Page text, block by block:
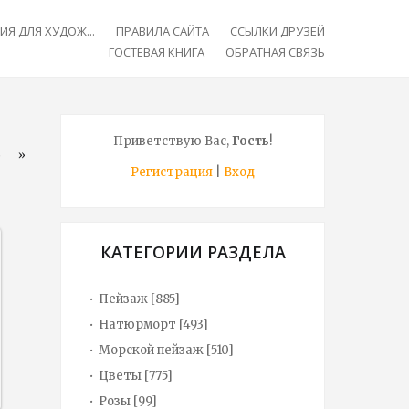
ДЛЯ ХУДОЖ... ПРАВИЛА САЙТА
ССЫЛКИ ДРУЗЕЙ
ГОСТЕВАЯ КНИГА
ОБРАТНАЯ СВЯЗЬ
»
Приветствую Вас,Гость!
Регистрация
Вход
КАТЕГОРИИ РАЗДЕЛА
Пейзаж [885]
Натюрморт [493]
Морской пейзаж [510]
Цветы [775]
Розы [99]